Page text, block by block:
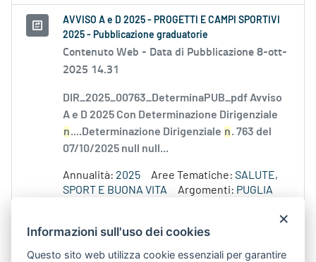
AVVISO A e D 2025 - PROGETTI E CAMPI SPORTIVI
2025 - Pubblicazione graduatorie
Contenuto Web - Data di Pubblicazione 8-ott-
2025 14.31
DIR_2025_00763_DeterminaPUB_pdf Avviso
A e D 2025 Con Determinazione Dirigenziale
n....Determinazione Dirigenziale n. 763 del
07/10/2025 null null...
Annualità: 2025 Aree Tematiche: SALUTE,
SPORT E BUONA VITA
Argomenti: PUGLIA
DELLA SALUTE E DEL BENESSERE
ANIMALE
×
Informazioni sull'uso dei cookies
Questo sito web utilizza cookie essenziali per garantire